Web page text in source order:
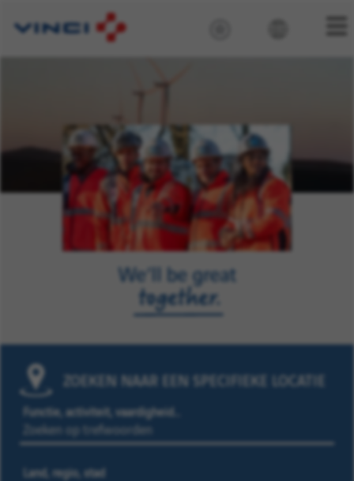
ZOEKEN NAAR EEN SPECIFIEKE LOCATIE
Functie, activiteit, vaardigheid…
Land, regio, stad